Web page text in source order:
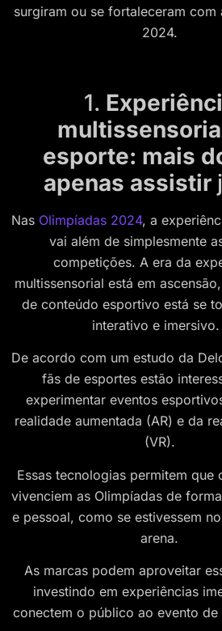
surgiram ou se fortaleceram com
2024.
1.
esporte: mais
apenas assistir
Nas Olimpíadas 2024, a
vai além de simplesmente
competições. A era da
multissensorial está em
de conteúdo esportivo está se
interativo e imersivo.
De acordo com um estudo da
fãs de esportes estão
experimentar eventos
realidade aumentada (AR) e da
(VR).
Essas tecnologias permitem que
vivenciem as Olimpíadas de
e pessoal, como se estivessem
arena.
As marcas podem aproveitar
investindo em experiências
conectem o público ao evento